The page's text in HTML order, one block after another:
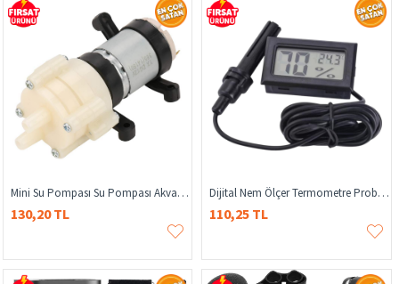
Mini Su Pompası Su Pompası Akvaryum Pompası DC 6-12V R385 Akvaryum Sera 90-120 LH Bitki Sulama Hava Motoru - Akvaryum Su Pompası
130,20 TL
Dijital Nem Ölçer Termometre Problu Nem Ölçer Termometre Kuluçka Makinası Için Termometre Nem Ölçer
110,25 TL